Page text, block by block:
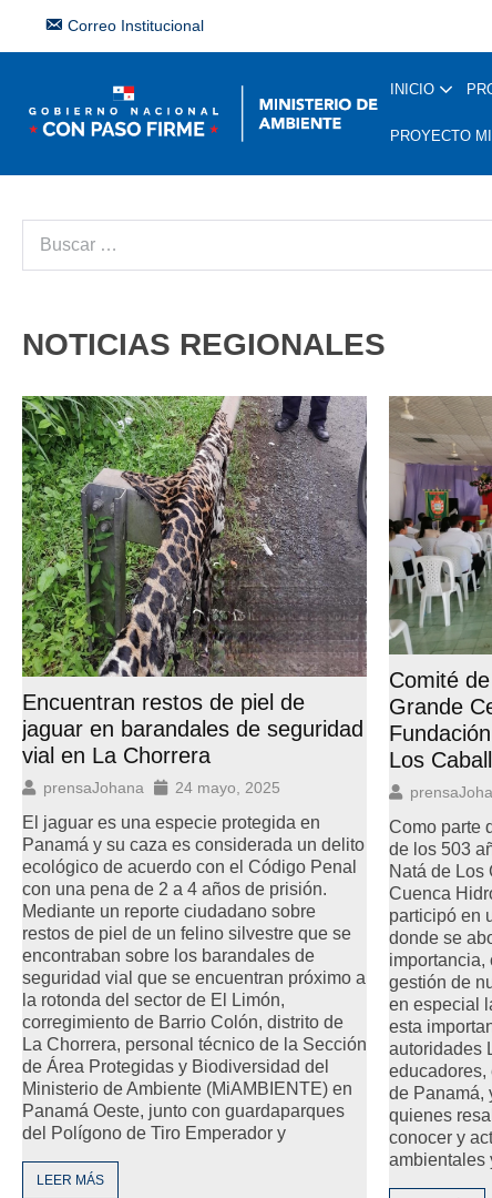
Correo Institucional
INICIO
PROYECTO
NOTICIAS REGIONALES
Encuentran restos de piel de
jaguar en barandales de seguridad
vial en La Chorrera
prensaJohana 24 mayo, 2025
El jaguar es una especie protegida en
Panamá y su caza es considerada un delito
ecológico de acuerdo con el Código Penal
con una pena de 2 a 4 años de prisión.
Mediante un reporte ciudadano sobre
restos de piel de un felino silvestre que se
encontraban sobre los barandales de
seguridad vial que se encuentran próximo a
la rotonda del sector de El Limón,
corregimiento de Barrio Colón, distrito de
La Chorrera, personal técnico de la Sección
de Área Protegidas y Biodiversidad del
Ministerio de Ambiente (MiAMBIENTE) en
Panamá Oeste, junto con guardaparques
del Polígono de Tiro Emperador y
LEER MÁS
Comité
Grande
Los
Como parte
de los 503
Natá de Los
Cuenca
participó en
donde se
importancia,
gestión de
en especial
esta
autoridades
educadores,
de Panamá,
quienes
conocer y
ambientales